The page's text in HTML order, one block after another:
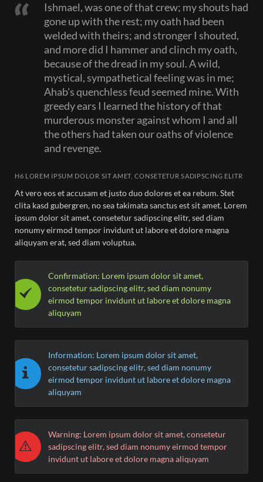
Ishmael, was one of that crew; my shouts had
gone up with the rest; my oath had been
welded with theirs; and stronger I shouted,
and more did I hammer and clinch my oath,
because of the dread in my soul. A wild,
mystical, sympathetical feeling was in me;
Ahab's quenchless feud seemed mine. With
greedy ears I learned the history of that
murderous monster against whom I and all
the others had taken our oaths of violence
and revenge.
H6 LOREM IPSUM DOLOR SIT AMET, CONSETETUR SADIPSCING ELITR
At vero eos et accusam et justo duo dolores et ea rebum. Stet
clita kasd gubergren, no sea takimata sanctus est sit amet. Lorem
ipsum dolor sit amet, consetetur sadipscing elitr, sed diam
nonumy eirmod tempor invidunt ut labore et dolore magna
aliquyam erat, sed diam voluptua.
Confirmation: Lorem ipsum dolor sit amet,
consetetur sadipscing elitr, sed diam nonumy
eirmod tempor invidunt ut labore et dolore magna
aliquyam
Information: Lorem ipsum dolor sit amet,
consetetur sadipscing elitr, sed diam nonumy
eirmod tempor invidunt ut labore et dolore magna
aliquyam
Warning: Lorem ipsum dolor sit amet, consetetur
sadipscing elitr, sed diam nonumy eirmod tempor
invidunt ut labore et dolore magna aliquyam